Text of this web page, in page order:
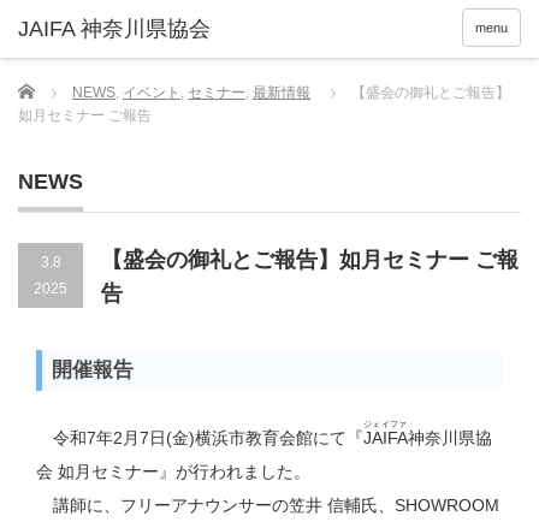
menu
Home NEWS, イベント , セミナー, 最新情報
【盛会の御礼とご報告】
如月セミナー ご報告
NEWS
3.8
2025
【盛会の御礼とご報告】如月セミナー ご報
告
開催報告
令和7年2月7日(金)横浜市教育会館にて『JAIFA
ジェイファ
神奈川県協
会 如月セミナー』が行われました。
講師に、フリーアナウンサーの笠井 信輔氏、SHOWROOM